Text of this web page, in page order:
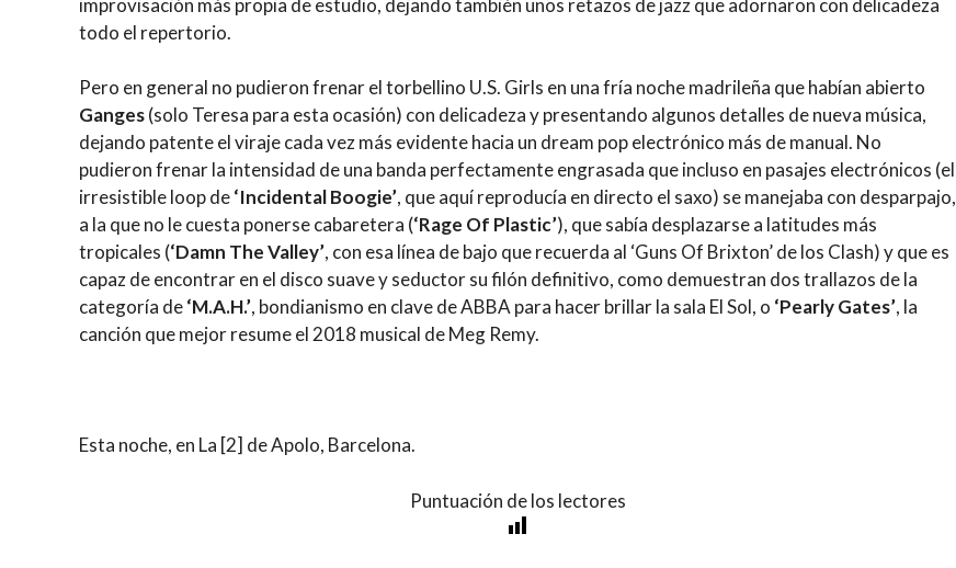
todo el repertorio.
Pero en general no pudieron frenar el torbellino U.S. Girls en una fría noche madrileña que habían abierto
Ganges(solo Teresa para esta ocasión) con delicadeza y presentando algunos detalles de nueva música,
dejando patente el viraje cada vez más evidente hacia un dream pop electrónico más de manual. No
pudieron frenar la intensidad de una banda perfectamente engrasada que incluso en pasajes electrónicos (el
irresistible loop de‘Incidental Boogie’, que aquí reproducía en directo el saxo) se manejaba con desparpajo,
a la que no le cuesta ponerse cabaretera (‘Rage Of Plastic’), que sabía desplazarse a latitudes más
tropicales (‘Damn The Valley’, con esa línea de bajo que recuerda al ‘Guns Of Brixton’ de los Clash) y que es
capaz de encontrar en el disco suave y seductor su filón definitivo, como demuestran dos trallazos de la
categoría de‘M.A.H.’, bondianismo en clave de ABBA para hacer brillar la sala El Sol, o ‘Pearly Gates’, la
canción que mejor resume el 2018 musical de Meg Remy.
Esta noche, en La [2] de Apolo, Barcelona.
Puntuación de los lectores